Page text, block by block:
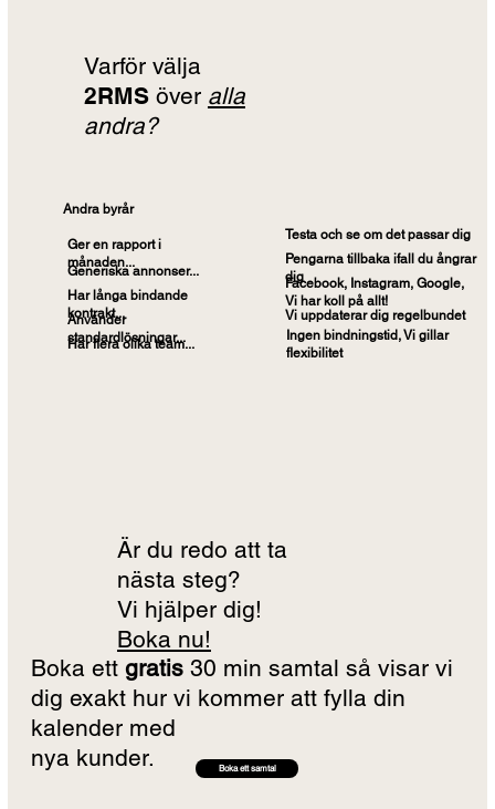
Varför välja
2RMSöver alla
andra?
Ger en rapport i
månaden...
Andra byrår
Pengarna tillbaka ifall du ångrar
dig
Facebook, Instagram, Google,
Vi har koll på allt!
Vi uppdaterar dig regelbundet
Ingen bindningstid, Vi gillar
flexibilitet
Testa och se om det passar dig
Generiska annonser...
Har flera olika team...
Har långa bindande
kontrakt...
Använder
standardlösningar...
Är du redo att ta
nästa steg?
Vi hjälper dig!
Boka nu!
Boka ett gratis30 min samtal så visar vi
dig exakt hur vi kommer att fylla din
kalender med
nya kunder.
Boka ett samtal